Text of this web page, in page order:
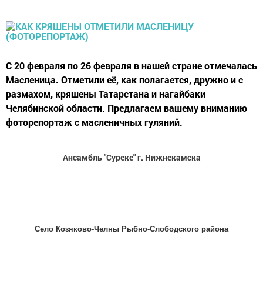
С 20 февраля по 26 февраля в нашей стране отмечалась
Масленица. Отметили её, как полагается, дружно и с
размахом, кряшены Татарстана и нагайбаки
Челябинской области. Предлагаем вашему вниманию
фоторепортаж с масленичных гуляний.
Ансамбль "Суреке" г. Нижнекамска
Село Козяково-Челны Рыбно-Слободского района